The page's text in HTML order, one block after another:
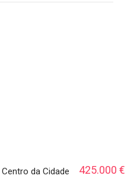
da Cidade 425.000 €